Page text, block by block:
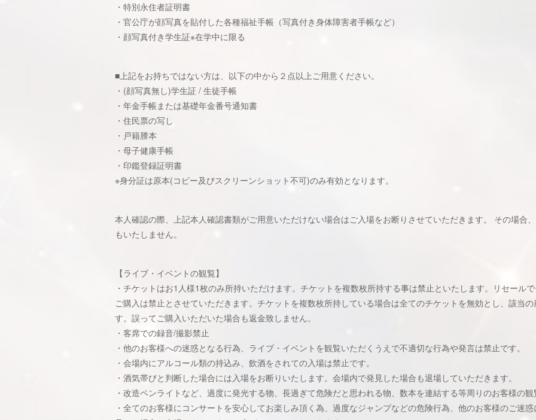
・特別永住者証明書
・官公庁が顔写真を貼付した各種福祉手帳（写真付き身体障害者手帳など）
・顔写真付き学生証※在学中に限る
■上記をお持ちではない方は、以下の中から２点以上ご用意ください。
・(顔写真無し)学生証 / 生徒手帳
・年金手帳または基礎年金番号通知書
・住民票の写し
・戸籍謄本
・母子健康手帳
・印鑑登録証明書
※身分証は原本(コピー及びスクリーンショット不可)のみ有効となります。
本人確認の際、上記本人確認書類がご用意いただけない場合はご入場をお断りさせていただきます。 その場合
もいたしません。
【ライブ・イベントの観覧】
・チケットはお1人様1枚のみ所持いただけます。チケットを複数枚所持する事は禁止といたします。リセール
ご購入は禁止とさせていただきます。チケットを複数枚所持している場合は全てのチケットを無効とし、該当
す。誤ってご購入いただいた場合も返金致しません。
・客席での録音/撮影禁止
・他のお客様への迷惑となる行為、ライブ・イベントを観覧いただくうえで不適切な行為や発言は禁止です。
・会場内にアルコール類の持込み、飲酒をされての入場は禁止です。
・酒気帯びと判断した場合には入場をお断りいたします。会場内で発見した場合も退場していただきます。
・改造ペンライトなど、過度に発光する物、長過ぎて危険だと思われる物、数本を連結する等周りのお客様の
・全てのお客様にコンサートを安心してお楽しみ頂く為、過度なジャンプなどの危険行為、他のお客様のご迷